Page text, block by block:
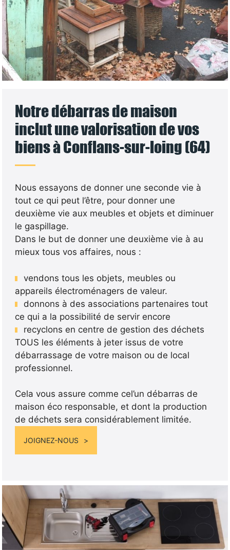
Notre débarras de maison
inclut une valorisation de vos
biens à Conflans-sur-loing (64)
Nous essayons de donner une seconde vie à
tout ce qui peut l’être, pour donner une
deuxième vie aux meubles et objets et diminuer
le gaspillage.
Dans le but de donner une deuxième vie à au
mieux tous vos affaires, nous :
vendons tous les objets, meubles ou
appareils électroménagers de valeur.
donnons à des associations partenaires tout
ce qui a la possibilité de servir encore
recyclons en centre de gestion des déchets
TOUS les éléments à jeter issus de votre
débarrassage de votre maison ou de local
professionnel.
Cela vous assure comme cel’un débarras de
maison éco responsable, et dont la production
de déchets sera considérablement limitée.
JOIGNEZ-NOUS